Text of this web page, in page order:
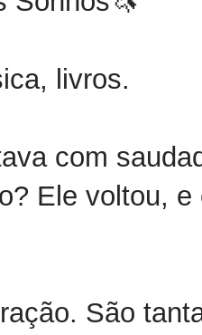
livros.
com
Ele voltou,
São